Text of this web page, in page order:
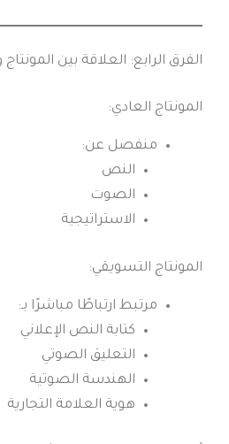
الفرق الرابع: العلاقة بين المونتاج
المونتاج العادي:
منفصل عن:
النص
الصوت
الاستراتيجية
المونتاج التسويقي:
مرتبط ارتباطًا مباشرًا بـ:
كتابة النص الإعلاني
التعليق الصوتي
الهندسة الصوتية
هوية العلامة التجارية